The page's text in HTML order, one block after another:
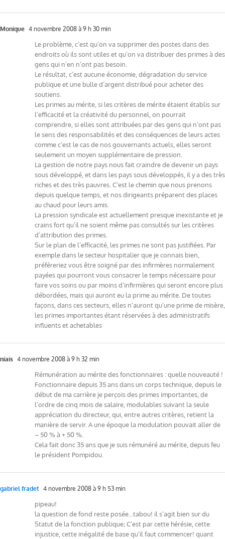
Monique 4 novembre 2008 à 9 h 30 min
Le problème, c’est qu’on va supprimer des postes dans des
endroits où ils sont utiles et qu’on va distribuer des primes à des
gens qui n’en n’ont pas besoin.
Le résultat, c’est aucune économie, dégradation du service
publique et une bulle d’argent distribué pour acheter des
soutiens.
Les primes au mérite, si les critères de mérite étaient établis sur
l’efficacité et la créativité du personnel, on pourrait
comprendre, si elles sont attribuées par des gens qui n’ont pas
le sens des responsabilités et des conséquences de leurs actes
comme c’est le cas de nos gouvernants actuels, elles seront
seulement un moyen supplémentaire de pression.
La gestion de notre pays nous fait craindre de devenir un pays
sous développé, et dans les pays sous développés, il y a des très
riches et des très pauvres. C’est le chemin que nous prenons
depuis quelque temps, et nos dirigeants préparent des places
au chaud pour leurs amis.
La pression syndicale est actuellement presque inexistante et je
crains fort qu’il ne soient même pas consultés sur les critères
d’attribution des primes.
Sur le plan de l’efficacité, les primes ne sont pas justifiées. Par
exemple dans le secteur hospitalier que je connais bien,
préféreriez vous être soigné par des infirmères normalement
payées qui pourront vous consacrer le temps nécessaire pour
faire vos soins ou par moins d’infirmières qui seront encore plus
débordées, mais qui auront eu la prime au mérite. De toutes
façons, dans ces secteurs, elles n’auront qu’une prime de misère,
les primes importantes étant réservées à des administratifs
influents et achetables
niais 4 novembre 2008 à 9 h 32 min
Rémunération au mérite des fonctionnaires : quelle nouveauté !
Fonctionnaire depuis 35 ans dans un corps technique, depuis le
début de ma carrière je perçois des primes importantes, de
l’ordre de cinq mois de salaire, modulables suivant la seule
appréciation du directeur, qui, entre autres critères, retient la
manière de servir. A une époque la modulation pouvait aller de
– 50 % à + 50 %.
Cela fait donc 35 ans que je suis rémunéré au mérite, depuis feu
le président Pompidou.
gabriel fradet 4 novembre 2008 à 9 h 53 min
pipeau!
la question de fond reste posée…tabou! il s’agit bien sur du
Statut de la fonction publique; C’est par cette hérésie, cette
injustice, cette inégalité de base qu’il faut commencer! quant